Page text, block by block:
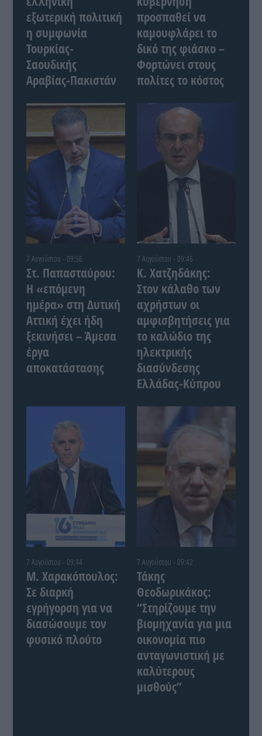
εξωτερική πολιτική
η συμφωνία
Τουρκίας-
Σαουδικής
Αραβίας-Πακιστάν
προσπαθεί να
καμουφλάρει το
δικό της φιάσκο –
Φορτώνει στους
πολίτες το κόστος
7 Αυγούστου - 09:56
Στ. Παπασταύρου:
Η «επόμενη
ημέρα» στη Δυτική
Αττική έχει ήδη
ξεκινήσει – Άμεσα
έργα
αποκατάστασης
7 Αυγούστου - 09:46
Κ. Χατζηδάκης:
Στον κάλαθο των
αχρήστων οι
αμφισβητήσεις για
το καλώδιο της
ηλεκτρικής
διασύνδεσης
Ελλάδας-Κύπρου
7 Αυγούστου - 09:44
Μ. Χαρακόπουλος:
Σε διαρκή
εγρήγορση για να
διασώσουμε τον
φυσικό πλούτο
7 Αυγούστου - 09:42
Τάκης
Θεοδωρικάκος:
“Στηρίζουμε την
βιομηχανία για μια
οικονομία πιο
ανταγωνιστική με
καλύτερους
μισθούς”